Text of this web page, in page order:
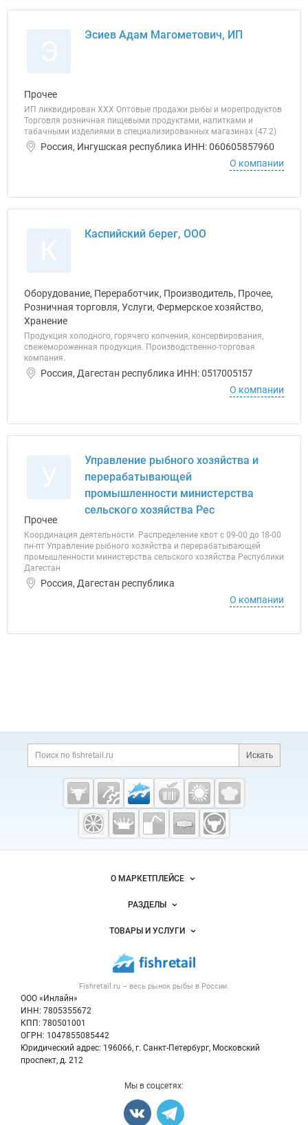
Эсиев Адам Магометович, ИП
Прочее
ИП ликвидирован ХХХ Оптовые продажи рыбы и морепродуктов
Торговля розничная пищевыми продуктами, напитками и
табачными изделиями в специализированных магазинах (47.2)
Россия, Ингушская республика ИНН: 060605857960
О компании
Каспийский берег, ООО
Оборудование, Переработчик, Производитель, Прочее,
Розничная торговля, Услуги, Фермерское хозяйство,
Хранение
Продукция холодного, горячего копчения, консервирования,
свежемороженная продукция. Производственно-торговая
компания.
Россия, Дагестан республика ИНН: 0517005157
О компании
Управление рыбного хозяйства и
перерабатывающей
промышленности министерства
сельского хозяйства Рес
Прочее
Координация деятельности. Распределение квот с 09-00 до 18-00
пн-пт Управление рыбного хозяйства и перерабатывающей
промышленности министерства сельского хозяйства Республики
Дагестан
Россия, Дагестан республика
О компании
Дополнительная информация
Поиск по сайту и
Искать
Cсылки на полезные проекты
Fishretail.ru —
рыба,
морепродукты
Важные разделы и контакты
Fishretail.ru – весь рынок рыбы в России.
ООО «Инлайн»
ИНН: 7805355672
КПП: 780501001
ОГРН: 1047855085442
Юридический адрес: 196066, г. Санкт-Петербург, Московский
проспект, д. 212
Навигация по сайтуО МАРКЕТПЛЕЙСЕ
Новости Fishretail.ru
Размещение рекламы
Публичная оферта
Контактная информация
Политика обработки персональных данных
РАЗДЕЛЫ
Объявления
Новости рынка
Блог
ТОВАРЫ И УСЛУГИ
Рыба
Икра
Мы в соцсетях: